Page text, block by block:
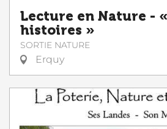
Lecture en Nature -
histoires »
SORTIE NATURE
Erquy